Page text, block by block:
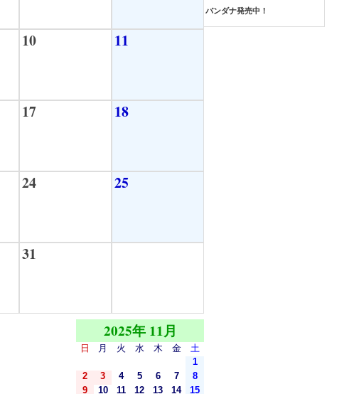
10 11
17 18
24 25
31
2025年 11月
日 月 火 水 木 金
土
1
2
3 4 5 6 7
8
9
10 11 12 13 14 15
バンダナ発売中！